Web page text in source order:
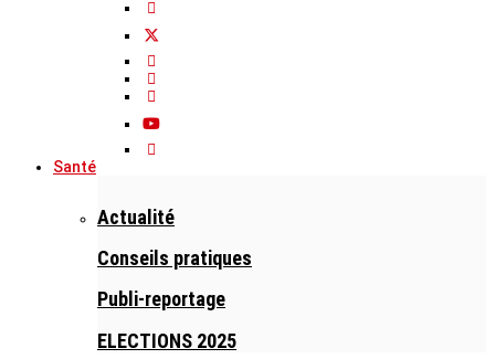
Santé
Actualité
Conseils pratiques
Publi-reportage
ELECTIONS 2025